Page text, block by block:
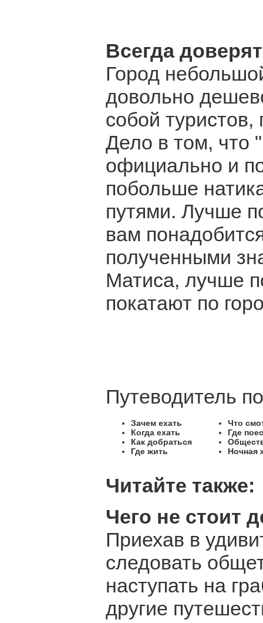
Всегда
Город
довольно
собой
Дело в том, что
официально и
побольше
путями. Лучше
вам
полученными
Матиса, лучше
покатают по
Путеводитель
Зачем ехать
Когда ехать
Как добраться
Где жить
Что
Где
Ночная
Читайте также:
Чего не стоит
Приехав в
следовать
наступать на
другие